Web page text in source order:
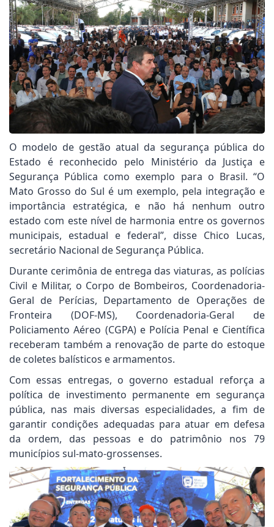
O modelo de gestão atual da segurança pública do
Estado é reconhecido pelo Ministério da Justiça e
Segurança Pública como exemplo para o Brasil. “O
Mato Grosso do Sul é um exemplo, pela integração e
importância estratégica, e não há nenhum outro
estado com este nível de harmonia entre os governos
municipais, estadual e federal”, disse Chico Lucas,
secretário Nacional de Segurança Pública.
Durante cerimônia de entrega das viaturas, as polícias
Civil e Militar, o Corpo de Bombeiros, Coordenadoria-
Geral de Perícias, Departamento de Operações de
Fronteira (DOF-MS), Coordenadoria-Geral de
Policiamento Aéreo (CGPA) e Polícia Penal e Científica
receberam também a renovação de parte do estoque
de coletes balísticos e armamentos.
Com essas entregas, o governo estadual reforça a
política de investimento permanente em segurança
pública, nas mais diversas especialidades, a fim de
garantir condições adequadas para atuar em defesa
da ordem, das pessoas e do patrimônio nos 79
municípios sul-mato-grossenses.